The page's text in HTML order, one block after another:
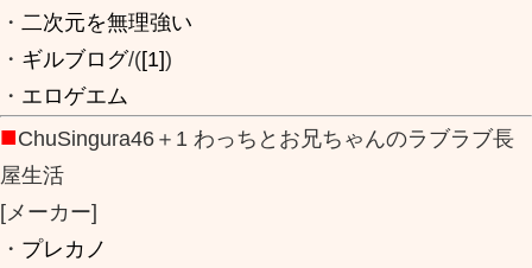
・ 二次元を無理強い
・ ギルブログ/([1])
・ エロゲエム
■ChuSingura46＋1 わっちとお兄ちゃんのラブラブ長
屋生活
[メーカー]
・ プレカノ